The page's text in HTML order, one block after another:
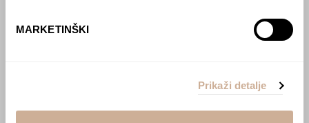
MARKETINŠKI
Prikaži detalje